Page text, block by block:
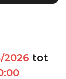
2026 tot